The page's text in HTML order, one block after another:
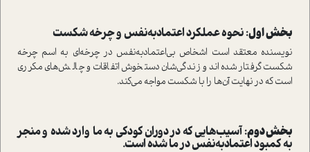
بخش اول:نحوه عملکرد اعتمادبه‌نفس و چرخه شکست
نویسنده معتقد است اشخاص بی‌اعتمادبه‌نفس در چرخه‌ای به اسم چرخه
شکست گرفتار شده‌اند و زندگی‌شان دستخوش اتفاقات و چالش‌های مکرری
است که در نهایت آن‌ها را با شکست مواجه می‌کند.
بخش دوم:آسیب‌هایی که در دوران کودکی به ما وارد شده و منجر
به کمبود اعتمادبه‌نفس در ما شده است.